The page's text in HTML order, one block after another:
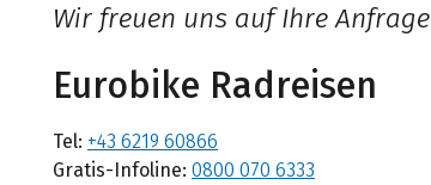
Wir freuen uns auf Ihre Anfrage
Eurobike Radreisen
Tel: +43 6219 60866
Gratis-Infoline: 0800 070 6333